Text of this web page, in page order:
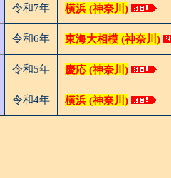
令和7年 横浜 (神奈川)
令和6年 東海大相模 (神奈川)
令和5年 慶応 (神奈川)
令和4年 横浜 (神奈川)